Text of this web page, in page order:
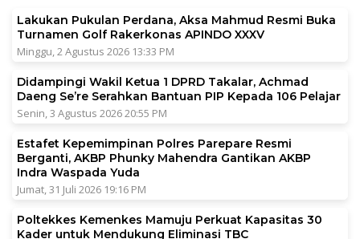
Lakukan Pukulan Perdana, Aksa Mahmud Resmi Buka
Turnamen Golf Rakerkonas APINDO XXXV
Minggu, 2 Agustus 2026 13:33 PM
Didampingi Wakil Ketua 1 DPRD Takalar, Achmad
Daeng Se’re Serahkan Bantuan PIP Kepada 106 Pelajar
Senin, 3 Agustus 2026 20:55 PM
Estafet Kepemimpinan Polres Parepare Resmi
Berganti, AKBP Phunky Mahendra Gantikan AKBP
Indra Waspada Yuda
Jumat, 31 Juli 2026 19:16 PM
Poltekkes Kemenkes Mamuju Perkuat Kapasitas 30
Kader untuk Mendukung Eliminasi TBC